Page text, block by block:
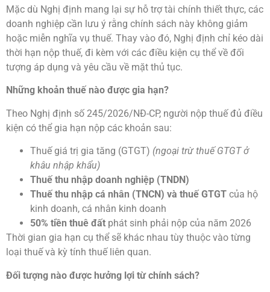
Mặc dù Nghị định mang lại sự hỗ trợ tài chính thiết thực, các
doanh nghiệp cần lưu ý rằng chính sách này không giảm
hoặc miễn nghĩa vụ thuế. Thay vào đó, Nghị định chỉ kéo dài
thời hạn nộp thuế, đi kèm với các điều kiện cụ thể về đối
tượng áp dụng và yêu cầu về mặt thủ tục.
Những khoản thuế nào được gia hạn?
Theo Nghị định số 245/2026/NĐ-CP, người nộp thuế đủ điều
kiện có thể gia hạn nộp các khoản sau:
Thuế giá trị gia tăng (GTGT) (ngoại trừ thuế GTGT ở
khâu nhập khẩu)
Thuế thu nhập doanh nghiệp (TNDN)
Thuế thu nhập cá nhân (TNCN) và thuế GTGT của hộ
kinh doanh, cá nhân kinh doanh
50% tiền thuê đất phát sinh phải nộp của năm 2026
Thời gian gia hạn cụ thể sẽ khác nhau tùy thuộc vào từng
loại thuế và kỳ tính thuế liên quan.
Đối tượng nào được hưởng lợi từ chính sách?